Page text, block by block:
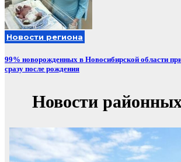
Новости региона
99% новорожденных в Новосибирской области
сразу после рождения